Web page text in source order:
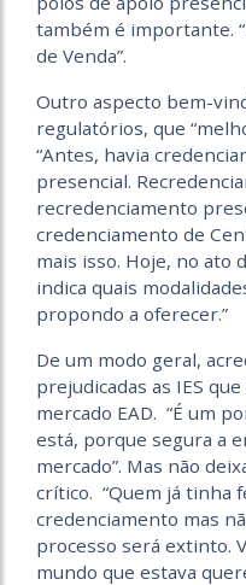
também é importante.
de Venda”.
Outro aspecto bem-
regulatórios, que
“Antes, havia
presencial.
recredenciamento
credenciamento de
mais isso. Hoje, no ato
indica quais
propondo a oferecer.”
De um modo geral,
prejudicadas as IES
mercado EAD. “É um
está, porque segura a
mercado”. Mas não
crítico. “Quem já tinha
credenciamento mas
processo será extinto.
mundo que estava